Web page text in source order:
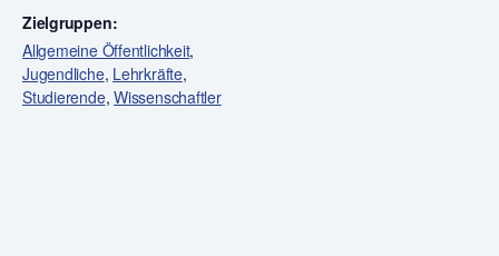
Zielgruppen:
Allgemeine Öffentlichkeit,
Jugendliche, Lehrkräfte,
Studierende,Wissenschaftler